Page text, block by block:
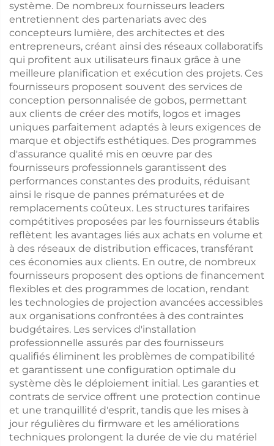
système. De nombreux fournisseurs leaders
entretiennent des partenariats avec des
concepteurs lumière, des architectes et des
entrepreneurs, créant ainsi des réseaux collaboratifs
qui profitent aux utilisateurs finaux grâce à une
meilleure planification et exécution des projets. Ces
fournisseurs proposent souvent des services de
conception personnalisée de gobos, permettant
aux clients de créer des motifs, logos et images
uniques parfaitement adaptés à leurs exigences de
marque et objectifs esthétiques. Des programmes
d'assurance qualité mis en œuvre par des
fournisseurs professionnels garantissent des
performances constantes des produits, réduisant
ainsi le risque de pannes prématurées et de
remplacements coûteux. Les structures tarifaires
compétitives proposées par les fournisseurs établis
reflètent les avantages liés aux achats en volume et
à des réseaux de distribution efficaces, transférant
ces économies aux clients. En outre, de nombreux
fournisseurs proposent des options de financement
flexibles et des programmes de location, rendant
les technologies de projection avancées accessibles
aux organisations confrontées à des contraintes
budgétaires. Les services d'installation
professionnelle assurés par des fournisseurs
qualifiés éliminent les problèmes de compatibilité
et garantissent une configuration optimale du
système dès le déploiement initial. Les garanties et
contrats de service offrent une protection continue
et une tranquillité d'esprit, tandis que les mises à
jour régulières du firmware et les améliorations
techniques prolongent la durée de vie du matériel